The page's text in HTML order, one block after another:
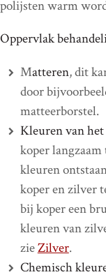
polijsten warm
Oppervlak
Matteren, dit
door
matteerborstel.
Kleuren van
koper
kleuren
koper en zilver
bij koper een
kleuren van
zieZilver.
Chemisch